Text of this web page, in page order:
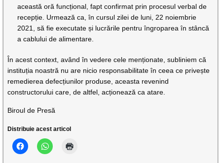
această oră funcțional, fapt confirmat prin procesul verbal de
recepție. Urmează ca, în cursul zilei de luni, 22 noiembrie
2021, să fie executate și lucrările pentru îngroparea în stâncă
a cablului de alimentare.
În acest context, având în vedere cele menționate, subliniem că
instituția noastră nu are nicio responsabilitate în ceea ce privește
remedierea defecțiunilor produse, aceasta revenind
constructorului care, de altfel, acționează ca atare.
Biroul de Presă
Distribuie acest articol